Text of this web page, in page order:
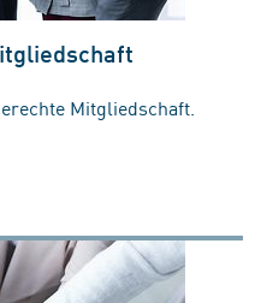
Mitgliedschaft.